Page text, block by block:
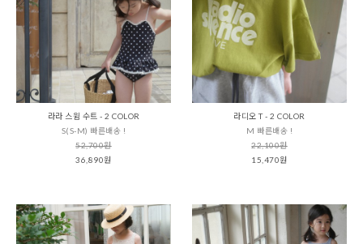
라라 스윔 수트 - 2 COLOR
S(S-M) 빠른배송 !
52,700원
36,890원
라디오 T - 2 COLOR
M 빠른배송 !
22,100원
15,470원